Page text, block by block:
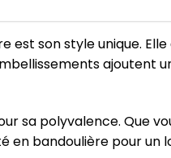
son style unique.
ajoutent
sa polyvalence. Que
en bandoulière pour